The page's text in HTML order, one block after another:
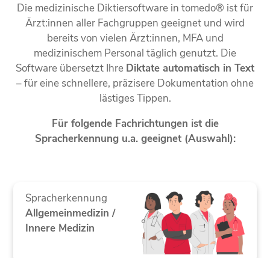
Die medizinische Diktiersoftware in tomedo® ist für
Ärzt:innen aller Fachgruppen geeignet und wird
bereits von vielen Ärzt:innen, MFA und
medizinischem Personal täglich genutzt. Die
Software übersetzt Ihre Diktate automatisch in Text
– für eine schnellere, präzisere Dokumentation ohne
lästiges Tippen.
Für folgende Fachrichtungen ist die
Spracherkennung u.a. geeignet (Auswahl):
Spracherkennung
Allgemeinmedizin /
Innere Medizin